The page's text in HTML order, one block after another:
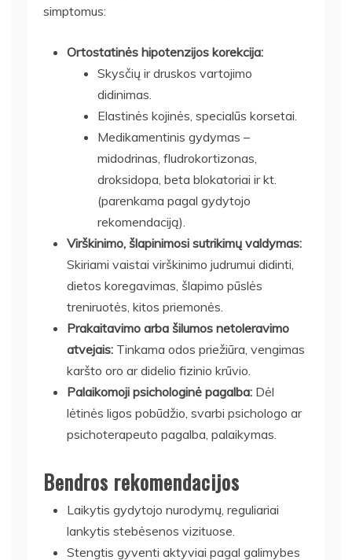
simptomus:
Ortostatinės hipotenzijos korekcija:
Skysčių ir druskos vartojimo
didinimas.
Elastinės kojinės, specialūs korsetai.
Medikamentinis gydymas –
midodrinas, fludrokortizonas,
droksidopa, beta blokatoriai ir kt.
(parenkama pagal gydytojo
rekomendaciją).
Virškinimo, šlapinimosi sutrikimų valdymas:
Skiriami vaistai virškinimo judrumui didinti,
dietos koregavimas, šlapimo pūslės
treniruotės, kitos priemonės.
Prakaitavimo arba šilumos netoleravimo
atvejais: Tinkama odos priežiūra, vengimas
karšto oro ar didelio fizinio krūvio.
Palaikomoji psichologinė pagalba: Dėl
lėtinės ligos pobūdžio, svarbi psichologo ar
psichoterapeuto pagalba, palaikymas.
Bendros rekomendacijos
Laikytis gydytojo nurodymų, reguliariai
lankytis stebėsenos vizituose.
Stengtis gyventi aktyviai pagal galimybes